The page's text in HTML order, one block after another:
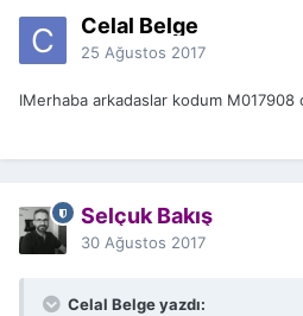
Celal Belge
25 Ağustos 2017
IMerhaba arkadaslar kodum
Selçuk Bakış
30 Ağustos 2017
Celal Belge yazdı: